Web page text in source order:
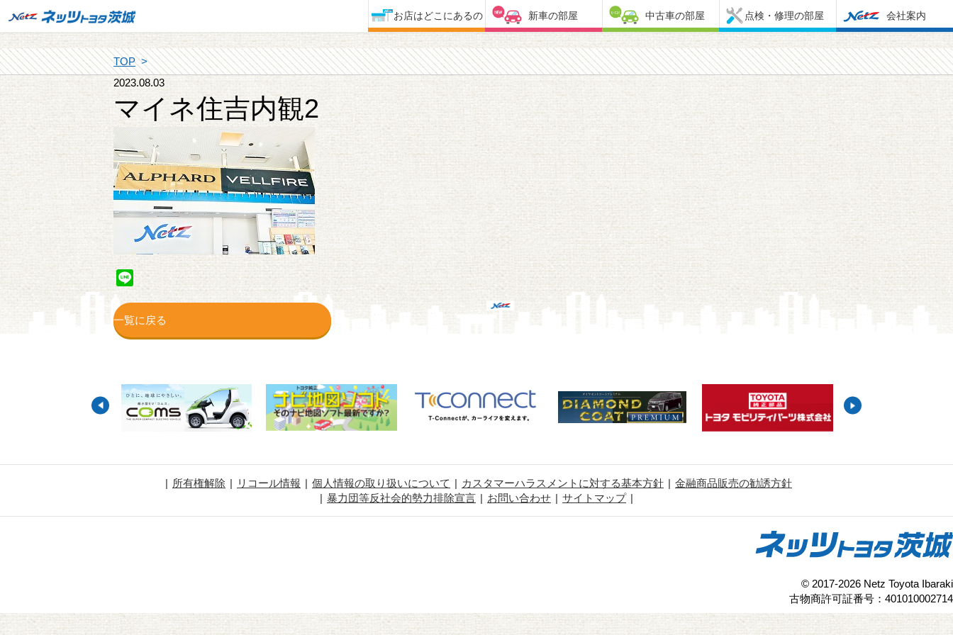
お店はどこにあるの 新車の部屋 中古車の部屋 点検・修理の部屋 会社案内
TOP
2023.08.03
マイネ住吉内観2
Line
一覧に戻る
所有権解除 リコール情報 個人情報の取り扱いについて カスタマーハラスメントに対する基本方針
金融商品販売の勧誘方針
暴力団等反社会的勢力排除宣言
お問い合わせ サイトマップ
© 2017-2026 Netz Toyota Ibaraki
古物商許可証番号：401010002714